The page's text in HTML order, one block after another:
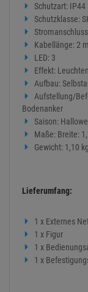
Schutzart: IP44
Schutzklasse:
Kabellänge: 2 m
LED: 3
Effekt:
Aufbau:
Aufstellung/
Bodenanker
Saison:
Maße: Breite:
Gewicht: 1,10 kg
Lieferumfang:
1 x Externes
1 x Figur
1 x
1 x